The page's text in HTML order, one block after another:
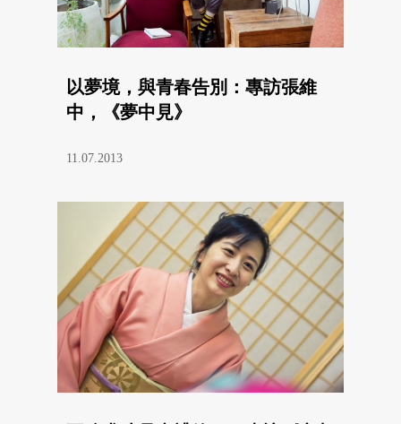
以夢境，與青春告別：專訪張維
中，《夢中見》
11.07.2013